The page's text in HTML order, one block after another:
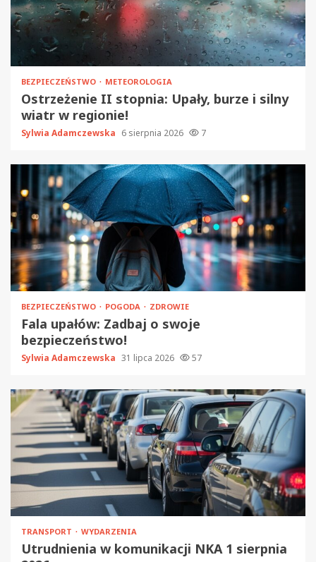
BEZPIECZEŃSTWO METEOROLOGIA
Ostrzeżenie II stopnia: Upały, burze i silny
wiatr w regionie!
Sylwia Adamczewska 6 sierpnia 2026 7
BEZPIECZEŃSTWO POGODA ZDROWIE
Fala upałów: Zadbaj o swoje
bezpieczeństwo!
Sylwia Adamczewska 31 lipca 2026 57
TRANSPORT WYDARZENIA
Utrudnienia w komunikacji NKA 1 sierpnia